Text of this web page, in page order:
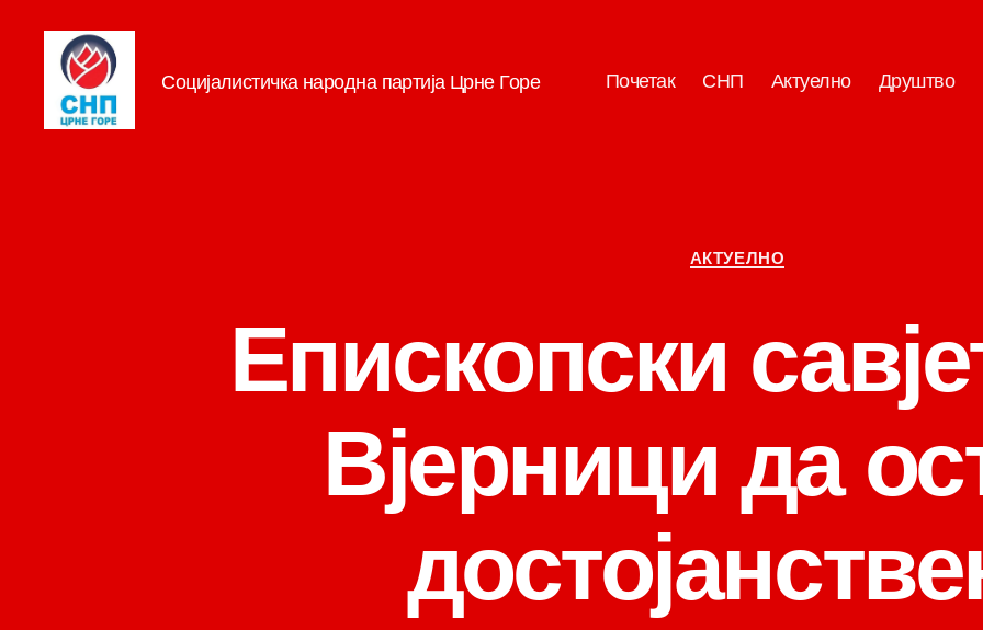
Социјалистичка народна партија Црне Горе Почетак СНП Актуелно Друштво
Категорије
АКТУЕЛНО
Епископски
Вјерници да